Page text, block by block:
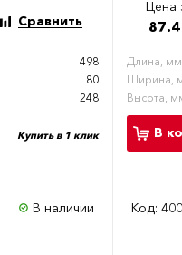
Сравнить
498
80
248
Купить в 1 клик
Цена
Длина, мм
Ширина,
Высота,
В
В наличии Код: